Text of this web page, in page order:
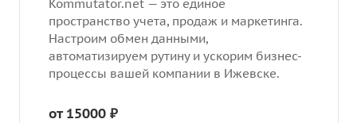
Kommutator.net — это единое
пространство учета, продаж и маркетинга.
Настроим обмен данными,
автоматизируем рутину и ускорим бизнес-
процессы вашей компании в Ижевске.
от 15000 ₽